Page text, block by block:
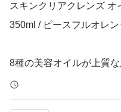
スキンクリアクレンズ
350ml / ピースフルオレン
8種の美容オイルが上質
ジング